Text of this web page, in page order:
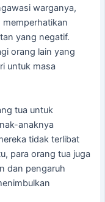
warganya,
memperhatikan
yang negatif.
orang lain yang
untuk masa
tua untuk
anaknya
tidak terlibat
para orang tua juga
dan pengaruh